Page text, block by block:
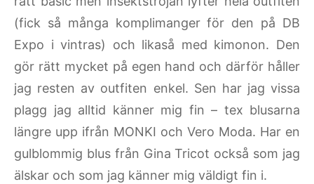
(fick så många komplimanger för den på DB
Expo i vintras) och likaså med kimonon. Den
gör rätt mycket på egen hand och därför håller
jag resten av outfiten enkel. Sen har jag vissa
plagg jag alltid känner mig fin – tex blusarna
längre upp ifrån MONKI och Vero Moda. Har en
gulblommig blus från Gina Tricot också som jag
älskar och som jag känner mig väldigt fin i.